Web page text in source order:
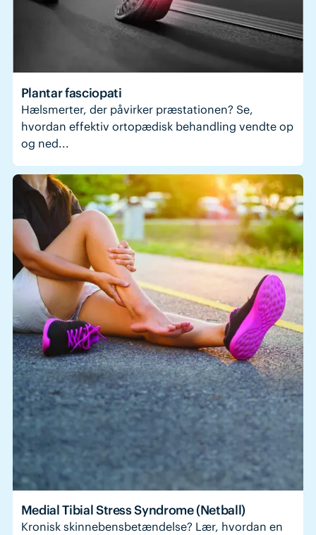
Plantar fasciopati
Hælsmerter, der påvirker præstationen? Se,
hvordan effektiv ortopædisk behandling vendte op
og ned...
Medial Tibial Stress Syndrome (Netball)
Kronisk skinnebensbetændelse? Lær, hvordan en